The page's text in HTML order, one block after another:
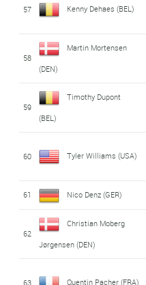
57 Kenny Dehaes (BEL)
58
Martin Mortensen
(DEN)
59
Timothy Dupont
(BEL)
60 Tyler Williams (USA)
61 Nico Denz (GER)
62
Christian Moberg
Jørgensen (DEN)
63 Quentin Pacher (FRA)